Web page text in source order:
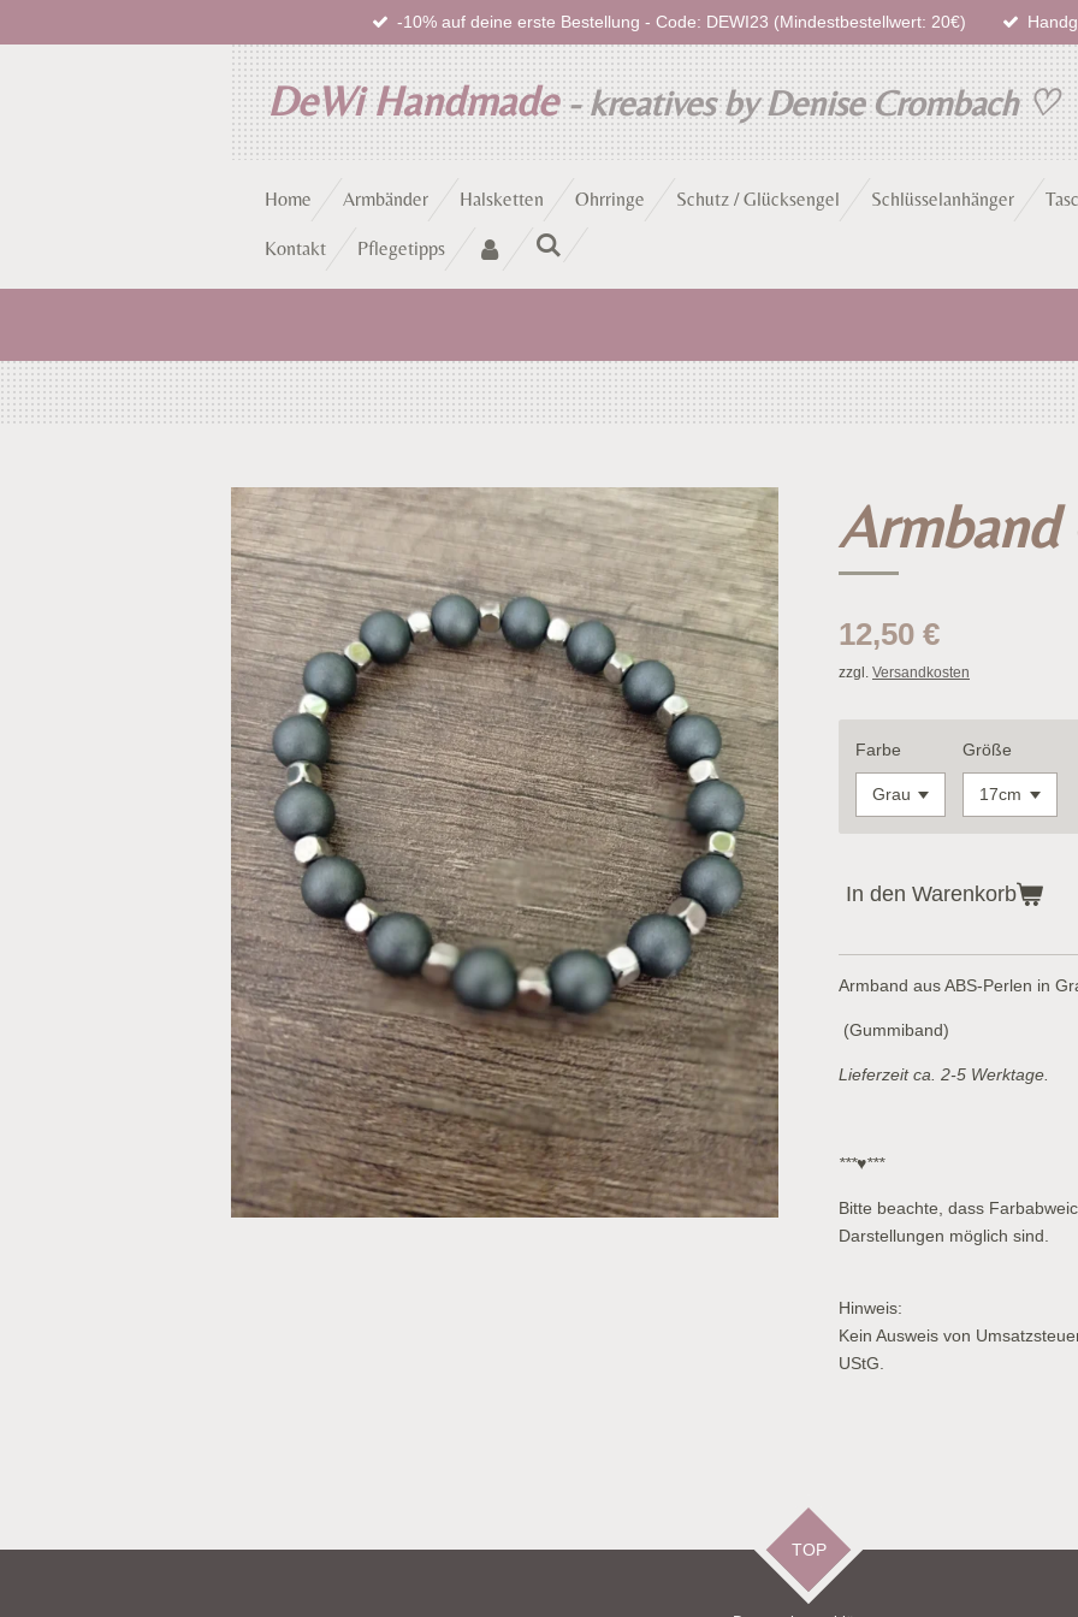
-10% auf deine erste Bestellung - Code: DEWI23 (Mindestbestellwert: 20€)
DeWi Handmade- kreatives by Denise Crombach♡
Home Armbänder Halsketten Ohrringe Schutz / Glücksengel Schlüsselanhänger
Kontakt Pflegetipps
Armband
12,50 €
zzgl. Versandkosten
Farbe Größe
In den Warenkorb
Armband aus ABS-Perlen in
(Gummiband)
Lieferzeit ca. 2-5 Werktage.
***♥***
Bitte beachte, dass
Darstellungen möglich sind.
Hinweis:
Kein Ausweis von
UStG.
TOP